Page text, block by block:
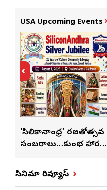
USA Upcoming Events
‘సిలికానాంధ్ర’ రజతోత్సవ
సంబరాలు…కుంభ హారతి
సినిమా రివ్యూస్